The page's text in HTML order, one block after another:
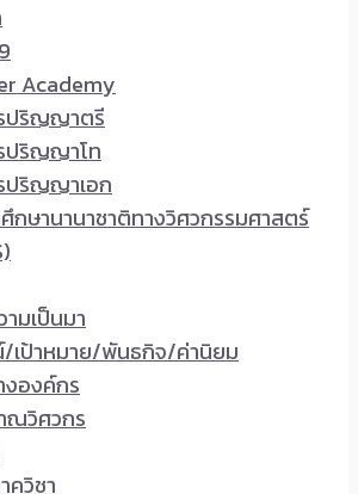
Academy
ปริญญาตรี
ปริญญาโท
ปริญญาเอก
กษานานาชาติทางวิศวกรรมศาสตร์
มเป็นมา
เป้าหมาย/พันธกิจ/ค่านิยม
งองค์กร
วิศวกร
ควิชา